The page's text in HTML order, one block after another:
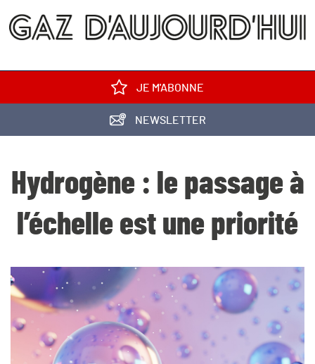
JE M'ABONNE
NEWSLETTER
Hydrogène : le passage à
l’échelle est une priorité